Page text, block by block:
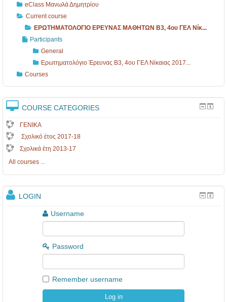
eClass Μανωλά Δημητρίου
Current course
ΕΡΩΤΗΜΑΤΟΛΟΓΙΟ ΕΡΕΥΝΑΣ ΜΑΘΗΤΩΝ B3, 4ου ΓΕΛ Νίκ...
Participants
General
Ερωτηματολόγιο Έρευνας B3, 4ου ΓΕΛ Νίκαιας 2017...
Courses
COURSE CATEGORIES
ΓΕΝΙΚΑ
Σχολικό έτος 2017-18
Σχολικά έτη 2013-17
All courses
LOGIN
Username
Password
Remember username